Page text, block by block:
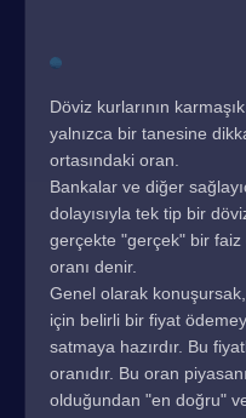
Döviz kurlarının
yalnızca bir tanesine
ortasındaki oran.
Bankalar ve diğer
dolayısıyla tek tip bir
gerçekte "gerçek" bir faiz
oranı denir.
Genel olarak
için belirli bir fiyat
satmaya hazırdır. Bu
oranıdır. Bu oran
olduğundan "en doğru"